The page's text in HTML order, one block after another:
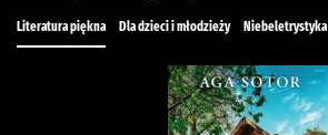
Literatura piękna Dla dzieci i młodzieży Niebeletrystyka